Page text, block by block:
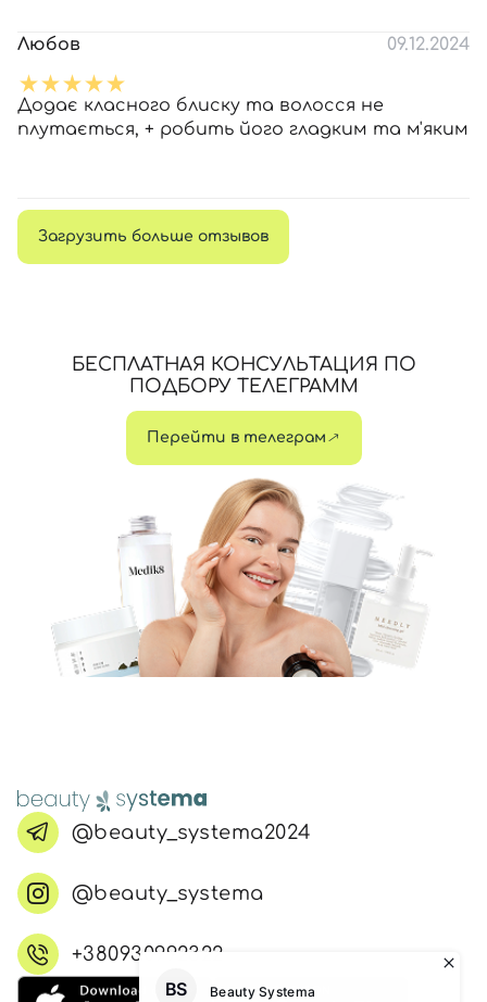
Любов 09.12.2024
Додає класного блиску та волосся не
плутається, + робить його гладким та м'яким
Загрузить больше отзывов
БЕСПЛАТНАЯ КОНСУЛЬТАЦИЯ ПО
ПОДБОРУ ТЕЛЕГРАММ
Перейти в телеграм
@beauty_systema2024
@beauty_systema
+380930992322